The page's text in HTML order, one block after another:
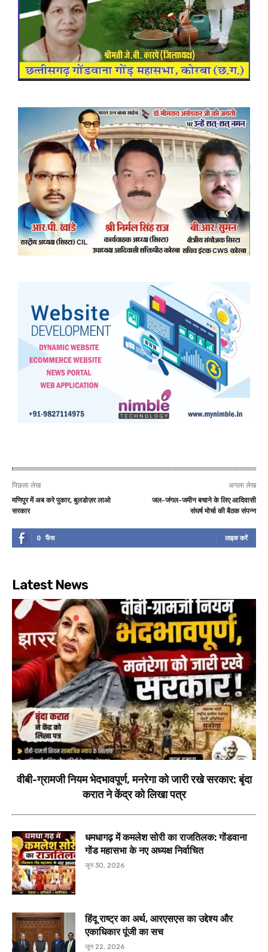
पिछला लेख
मणिपुर में अब करे पुकार, बुलडोज़र लाओ
सरकार
अगला लेख
जल-जंगल-जमीन बचाने के लिए आदिवासी
संघर्ष मोर्चा की बैठक संपन्न
0 फैंस लाइक करें
Latest News
वीबी-ग्रामजी नियम भेदभावपूर्ण, मनरेगा को जारी रखे सरकार: बृंदा
करात ने केंद्र को लिखा पत्र
धमधागढ़ में कमलेश सोरी का राजतिलक: गोंडवाना
गोंड महासभा के नए अध्यक्ष निर्वाचित
जून 30, 2026
हिंदू राष्ट्र का अर्थ, आरएसएस का उद्देश्य और
एकाधिकार पूंजी का सच
जून 22, 2026